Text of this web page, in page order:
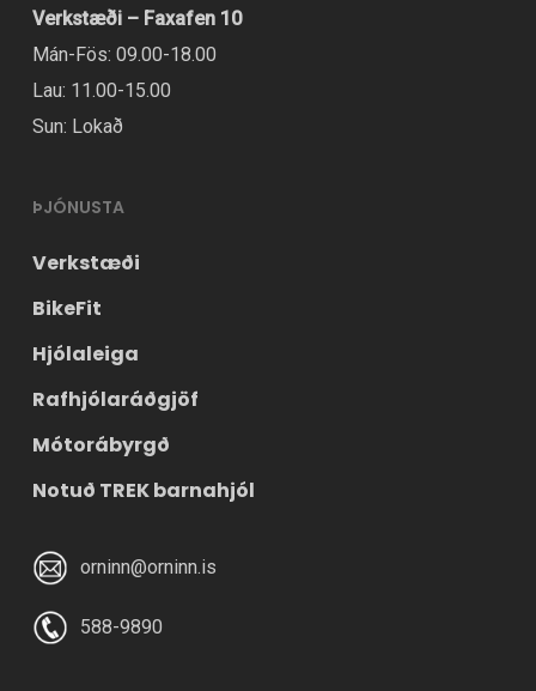
Verkstæði – Faxafen 10
Mán-Fös: 09.00-18.00
Lau: 11.00-15.00
Sun: Lokað
ÞJÓNUSTA
Verkstæði
BikeFit
Hjólaleiga
Rafhjólaráðgjöf
Mótorábyrgð
Notuð TREK barnahjól
orninn@orninn.is
588-9890